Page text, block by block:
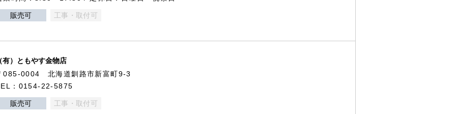
販売可 工事・取付可
有）ともやす金物店
085-0004 北海道釧路市新富町9-3
：0154-22-5875
販売可 工事・取付可